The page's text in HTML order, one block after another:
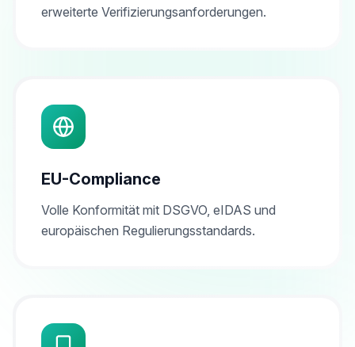
erweiterte Verifizierungsanforderungen.
EU-Compliance
Volle Konformität mit DSGVO, eIDAS und
europäischen Regulierungsstandards.